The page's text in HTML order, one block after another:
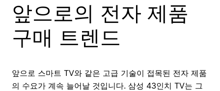
앞으로의 전자 제품
구매 트렌드
앞으로 스마트 TV와 같은 고급 기술이 접목된 전자 제품
의 수요가 계속 늘어날 것입니다. 삼성 43인치 TV는 그